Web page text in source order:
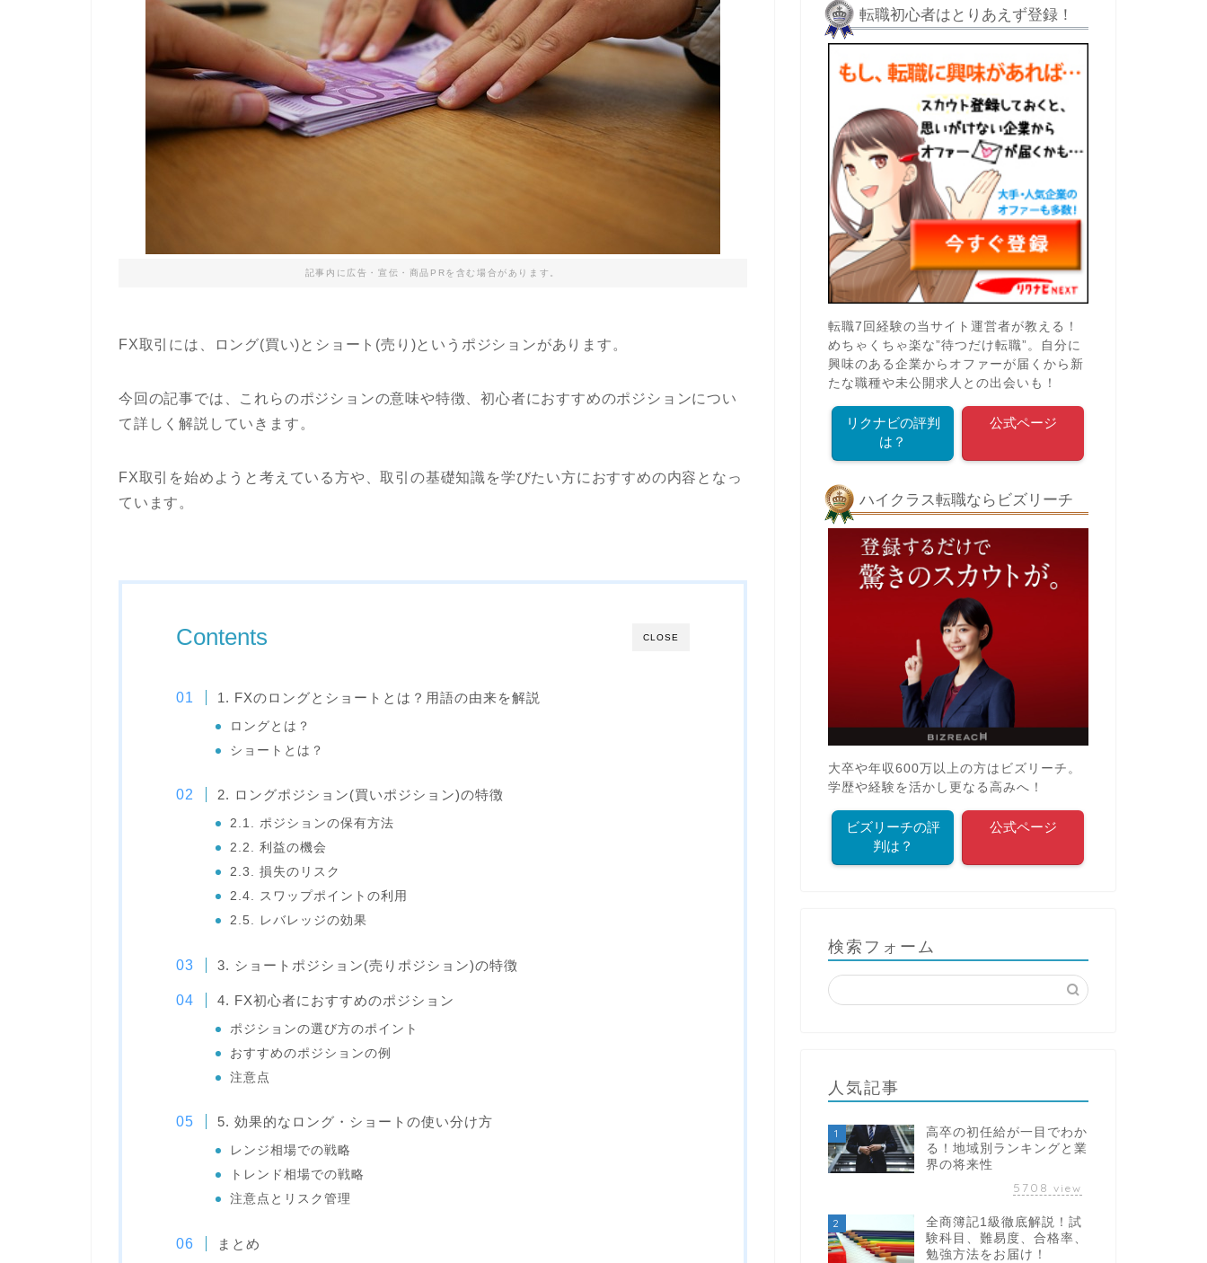
記事内に広告・宣伝・商品PRを含む場合があります。
FX取引には、ロング(買い)とショート(売り)というポジションがあります。
今回の記事では、これらのポジションの意味や特徴、初心者におすすめのポジションについ
て詳しく解説していきます。
FX取引を始めようと考えている方や、取引の基礎知識を学びたい方におすすめの内容となっ
ています。
CLOSE
Contents
1. FXのロングとショートとは？用語の由来を解説
ロングとは？
ショートとは？
2. ロングポジション(買いポジション)の特徴
2.1. ポジションの保有方法
2.2. 利益の機会
2.3. 損失のリスク
2.4. スワップポイントの利用
2.5. レバレッジの効果
3. ショートポジション(売りポジション)の特徴
4. FX初心者におすすめのポジション
ポジションの選び方のポイント
おすすめのポジションの例
注意点
5. 効果的なロング・ショートの使い分け方
レンジ相場での戦略
トレンド相場での戦略
注意点とリスク管理
まとめ
転職初心者はとりあえず登録！
転職7回経験の当サイト運営者が教える！
めちゃくちゃ楽な”待つだけ転職”。自分に
興味のある企業からオファーが届くから新
たな職種や未公開求人との出会いも！
リクナビの評判
は？
公式ページ
ハイクラス転職ならビズリーチ
大卒や年収600万以上の方はビズリーチ。
学歴や経験を活かし更なる高みへ！
ビズリーチの評
判は？
公式ページ
検索フォーム
人気記事
1
高卒の初任給が一目でわか
る！地域別ランキングと業
界の将来性
5708 view
2
全商簿記1級徹底解説！試
験科目、難易度、合格率、
勉強方法をお届け！